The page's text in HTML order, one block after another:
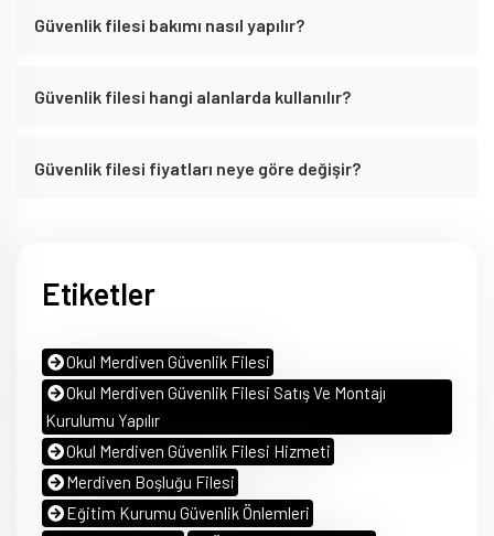
Güvenlik filesi bakımı nasıl yapılır?
Güvenlik filesi hangi alanlarda kullanılır?
Güvenlik filesi fiyatları neye göre değişir?
Etiketler
Okul Merdiven Güvenlik Filesi
Okul Merdiven Güvenlik Filesi Satış Ve Montajı
Kurulumu Yapılır
Okul Merdiven Güvenlik Filesi Hizmeti
Merdiven Boşluğu Filesi
Eğitim Kurumu Güvenlik Önlemleri